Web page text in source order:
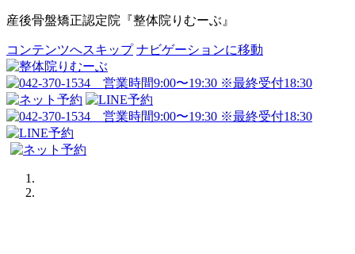
産後骨盤矯正認定院『整体院りむーぶ』
コンテンツへスキップ ナビゲーションに移動